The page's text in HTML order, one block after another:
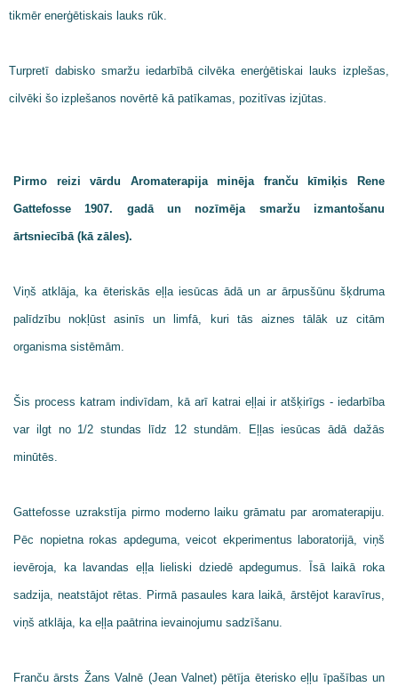
tikmēr enerģētiskais lauks rūk.
Turpretī dabisko smaržu iedarbībā cilvēka enerģētiskai lauks izplešas,
cilvēki šo izplešanos novērtē kā patīkamas, pozitīvas izjūtas.
Pirmo reizi vārdu Aromaterapija minēja franču kīmiķis Rene
Gattefosse 1907. gadā un nozīmēja smaržu izmantošanu
ārtsniecībā (kā zāles).
Viņš atklāja, ka ēteriskās eļļa iesūcas ādā un ar ārpusšūnu šķdruma
palīdzību nokļūst asinīs un limfā, kuri tās aiznes tālāk uz citām
organisma sistēmām.
Šis process katram indivīdam, kā arī katrai eļļai ir atšķirīgs - iedarbība
var ilgt no 1/2 stundas līdz 12 stundām. Eļļas iesūcas ādā dažās
minūtēs.
Gattefosse uzrakstīja pirmo moderno laiku grāmatu par aromaterapiju.
Pēc nopietna rokas apdeguma, veicot ekperimentus laboratorijā, viņš
ievēroja, ka lavandas eļļa lieliski dziedē apdegumus. Īsā laikā roka
sadzija, neatstājot rētas. Pirmā pasaules kara laikā, ārstējot karavīrus,
viņš atklāja, ka eļļa paātrina ievainojumu sadzīšanu.
Franču ārsts Žans Valnē (Jean Valnet) pētīja ēterisko eļļu īpašības un